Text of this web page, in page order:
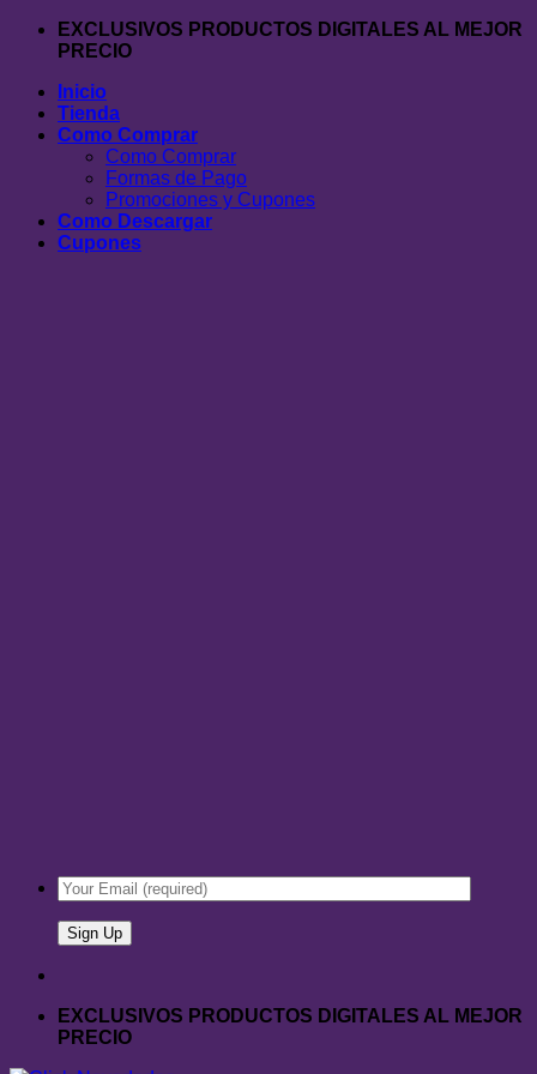
Saltar
EXCLUSIVOS PRODUCTOS DIGITALES AL MEJOR
PRECIO
Inicio
Tienda
Como Comprar
Como Comprar
Formas de Pago
Promociones y Cupones
Como Descargar
Cupones
EXCLUSIVOS PRODUCTOS DIGITALES AL MEJOR
PRECIO